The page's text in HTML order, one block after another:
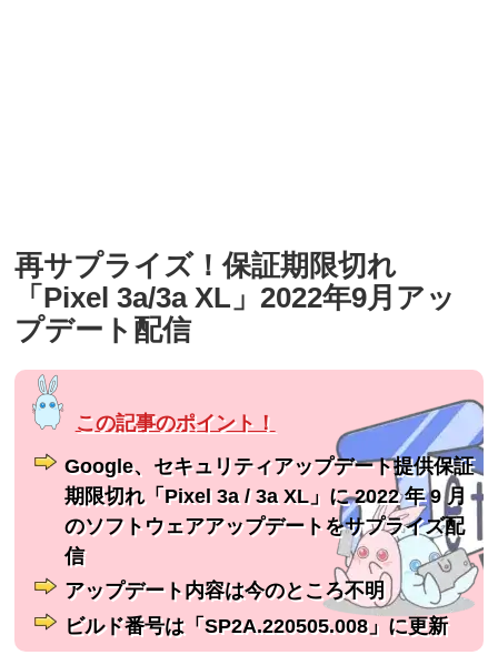
再サプライズ！保証期限切れ
「Pixel 3a/3a XL」2022年9月アッ
プデート配信
Google、セキュリティアップデート提供保証
期限切れ「Pixel 3a / 3a XL」に 2022 年 9 月
のソフトウェアアップデートをサプライズ配
信
アップデート内容は今のところ不明
ビルド番号は「SP2A.220505.008」に更新